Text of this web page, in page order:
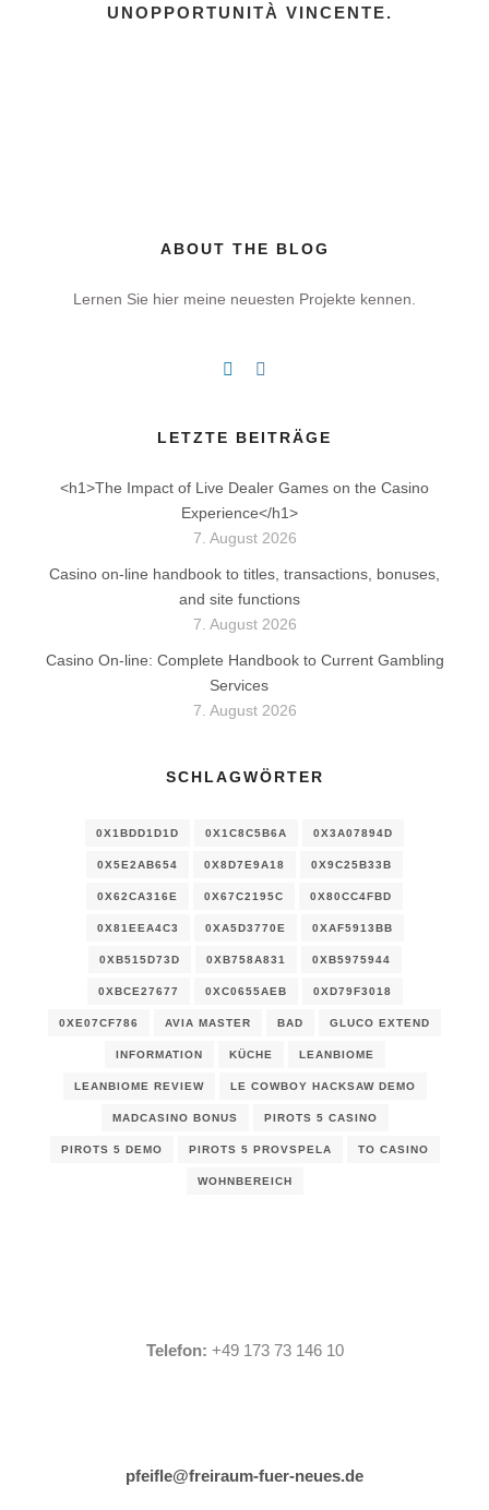
UNOPPORTUNITÀ VINCENTE.
ABOUT THE BLOG
Lernen Sie hier meine neuesten Projekte kennen.
LETZTE BEITRÄGE
<h1>The Impact of Live Dealer Games on the Casino
Experience</h1>
7. August 2026
Casino on-line handbook to titles, transactions, bonuses,
and site functions
7. August 2026
Casino On-line: Complete Handbook to Current Gambling
Services
7. August 2026
SCHLAGWÖRTER
0X1BDD1D1D 0X1C8C5B6A 0X3A07894D
0X5E2AB654 0X8D7E9A18 0X9C25B33B
0X62CA316E 0X67C2195C 0X80CC4FBD
0X81EEA4C3 0XA5D3770E 0XAF5913BB
0XB515D73D 0XB758A831 0XB5975944
0XBCE27677 0XC0655AEB 0XD79F3018
0XE07CF786 AVIA MASTER BAD GLUCO EXTEND
INFORMATION KÜCHE LEANBIOME
LEANBIOME REVIEW LE COWBOY HACKSAW DEMO
MADCASINO BONUS PIROTS 5 CASINO
PIROTS 5 DEMO PIROTS 5 PROVSPELA TO CASINO
WOHNBEREICH
Telefon: +49 173 73 146 10
pfeifle@freiraum-fuer-neues.de